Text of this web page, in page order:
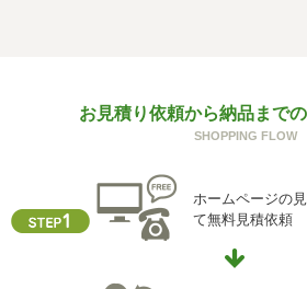
ご本人からの求めにより、当社が保
に関する開示、利用目的の通知、内
供記録の開示(以下、開示等という)に
開示等に応ずる窓口は、下記「当社
関する苦情、相談等の問合せ先」を
お見積り依頼から納品まで
SHOPPING FLOW
ホームページの
て無料見積依頼